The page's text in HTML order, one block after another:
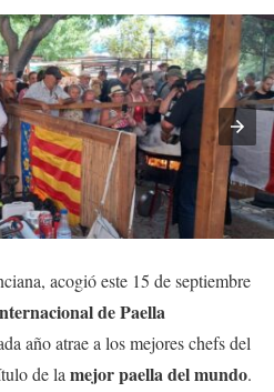
acogió este 15 de septiembre
de Paella
año atrae a los mejores chefs del
de la mejor paella del mundo.